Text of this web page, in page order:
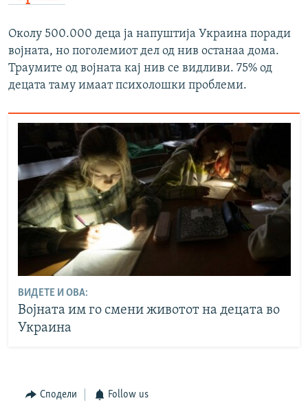
Околу 500.000 деца ја напуштија Украина поради
војната, но поголемиот дел од нив останаа дома.
Траумите од војната кај нив се видливи. 75% од
децата таму имаат психолошки проблеми.
ВИДЕТЕ И ОВА:
Војната им го смени животот на децата во
Украина
Сподели Follow us